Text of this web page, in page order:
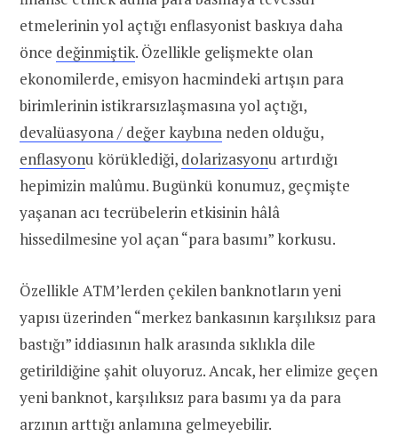
etmelerinin yol açtığı enflasyonist baskıya daha
önce değinmiştik. Özellikle gelişmekte olan
ekonomilerde, emisyon hacmindeki artışın para
birimlerinin istikrarsızlaşmasına yol açtığı,
devalüasyona / değer kaybına neden olduğu,
enflasyonu körüklediği, dolarizasyonu artırdığı
hepimizin malûmu. Bugünkü konumuz, geçmişte
yaşanan acı tecrübelerin etkisinin hâlâ
hissedilmesine yol açan “para basımı” korkusu.
Özellikle ATM’lerden çekilen banknotların yeni
yapısı üzerinden “merkez bankasının karşılıksız para
bastığı” iddiasının halk arasında sıklıkla dile
getirildiğine şahit oluyoruz. Ancak, her elimize geçen
yeni banknot, karşılıksız para basımı ya da para
arzının arttığı anlamına gelmeyebilir.